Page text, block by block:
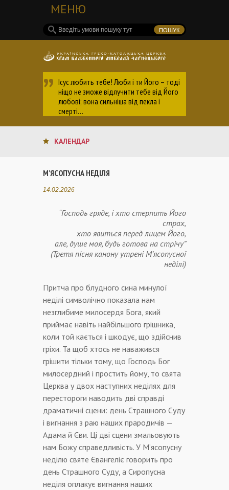
МЕНЮ
Ісус любить тебе! Люби і ти Його – тоді
ніщо не зможе відлучити тебе від Його
любові; вона сильніша від пекла і
смерті…
КАЛЕНДАР
М’ЯСОПУСНА НЕДІЛЯ
14.02.2026
“Господь гряде, і хто стерпить Його
страх,
хто явиться перед лицем Його,
але, душе моя, будь готова на стрічу”
(Третя пісня канону утрені М’ясопусної
неділі)
Притча про блудного сина минулої
неділі символічно показала нам
незглибиме милосердя Бога, який
приймає навіть найбільшого грішника,
коли той кається і шкодує, що здійснив
гріхи. Та щоб хтось не наважився
грішити тільки тому, що Господь Бог
милосердний і простить йому, то свята
Церква у двох наступних неділях для
перестороги наводить дві справді
драматичні сцени: день Страшного Суду
і вигнання з раю наших прародичів —
Адама й Єви. Ці дві сцени змальовують
нам Божу справедливість. У М’ясопусну
неділю святе Євангеліє говорить про
день Страшного Суду, а Сиропусна
неділя оплакує вигнання наших